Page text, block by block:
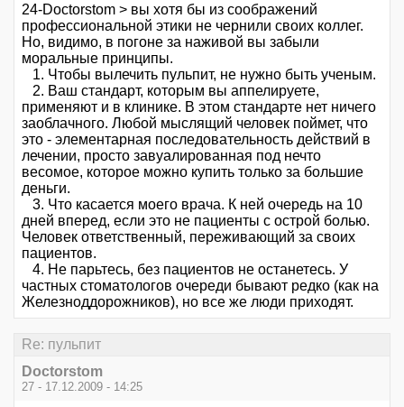
24-Doctorstom > вы хотя бы из соображений
профессиональной этики не чернили своих коллег.
Но, видимо, в погоне за наживой вы забыли
моральные принципы.
1. Чтобы вылечить пульпит, не нужно быть ученым.
2. Ваш стандарт, которым вы аппелируете,
применяют и в клинике. В этом стандарте нет ничего
заоблачного. Любой мыслящий человек поймет, что
это - элементарная последовательность действий в
лечении, просто завуалированная под нечто
весомое, которое можно купить только за большие
деньги.
3. Что касается моего врача. К ней очередь на 10
дней вперед, если это не пациенты с острой болью.
Человек ответственный, переживающий за своих
пациентов.
4. Не парьтесь, без пациентов не останетесь. У
частных стоматологов очереди бывают редко (как на
Железноддорожников), но все же люди приходят.
Re: пульпит
Doctorstom
27 - 17.12.2009 - 14:25